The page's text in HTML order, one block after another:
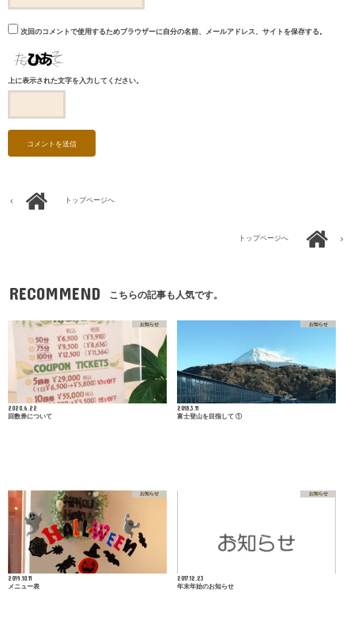
次回のコメントで使用するためブラウザーに自分の名前、メールアドレス、サイトを保存する。
上に表示された文字を入力してください。
トップページへ
トップページへ
RECOMMEND こちらの記事も人気です。
お知らせ
2020.6.22
回数券について
お知らせ
2018.3.11
富士登山を目指して ①
お知らせ
2019.10.11
メニュー表
お知らせ
2017.12.23
年末年始のお知らせ